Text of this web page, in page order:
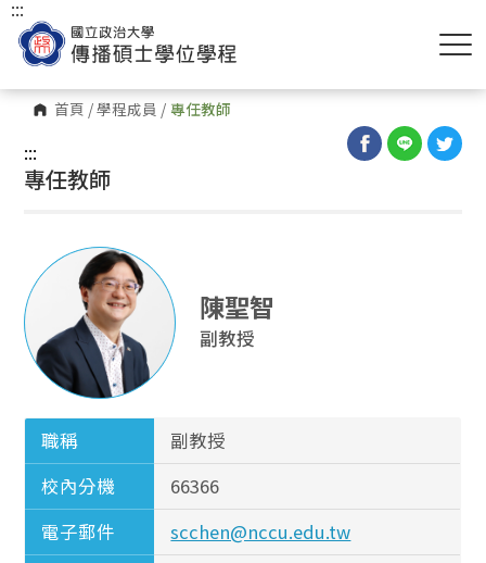
首頁 /學程成員 / 專任教師
:::
:::
專任教師
陳聖智
副教授
職稱
副教授
校內分機
66366
電子郵件
scchen@nccu.edu.tw